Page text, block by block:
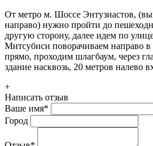
От метро м. Шоссе Энтузиастов,
направо) нужно пройти до
другую сторону, далее идем по
Митсубиси поворачиваем направо в
прямо, проходим шлагбаум, через
здание насквозь, 20 метров налево
+
Написать отзыв
Ваше имя*
Город